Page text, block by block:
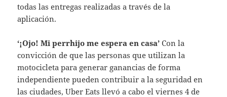
todas las entregas realizadas a través de la
aplicación.
‘¡Ojo! Mi perrhijo me espera en casa’Con la
convicción de que las personas que utilizan la
motocicleta para generar ganancias de forma
independiente pueden contribuir a la seguridad en
las ciudades, Uber Eats llevó a cabo el viernes 4 de